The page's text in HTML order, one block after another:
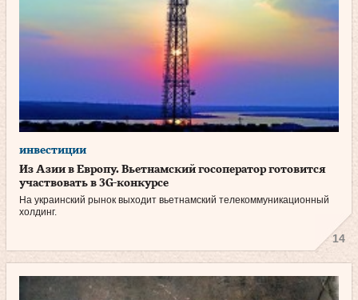
инвестиции
Из Азии в Европу. Вьетнамский госоператор готовится
участвовать в 3G-конкурсе
На украинский рынок выходит вьетнамский те­ле­ко­мму­никационный
холдинг.
14